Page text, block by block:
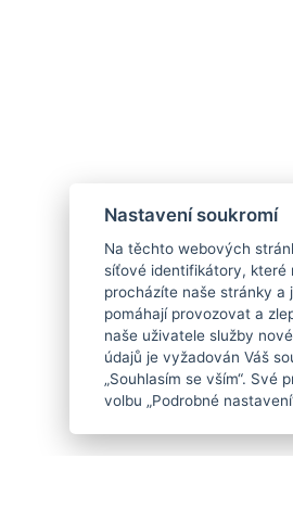
Nastavení soukromí
Na těchto webových
síťové identifikátory, které
procházíte naše stránky a
pomáhají provozovat a
naše uživatele služby
údajů je vyžadován Váš
„Souhlasím se vším“. Své
volbu „Podrobné